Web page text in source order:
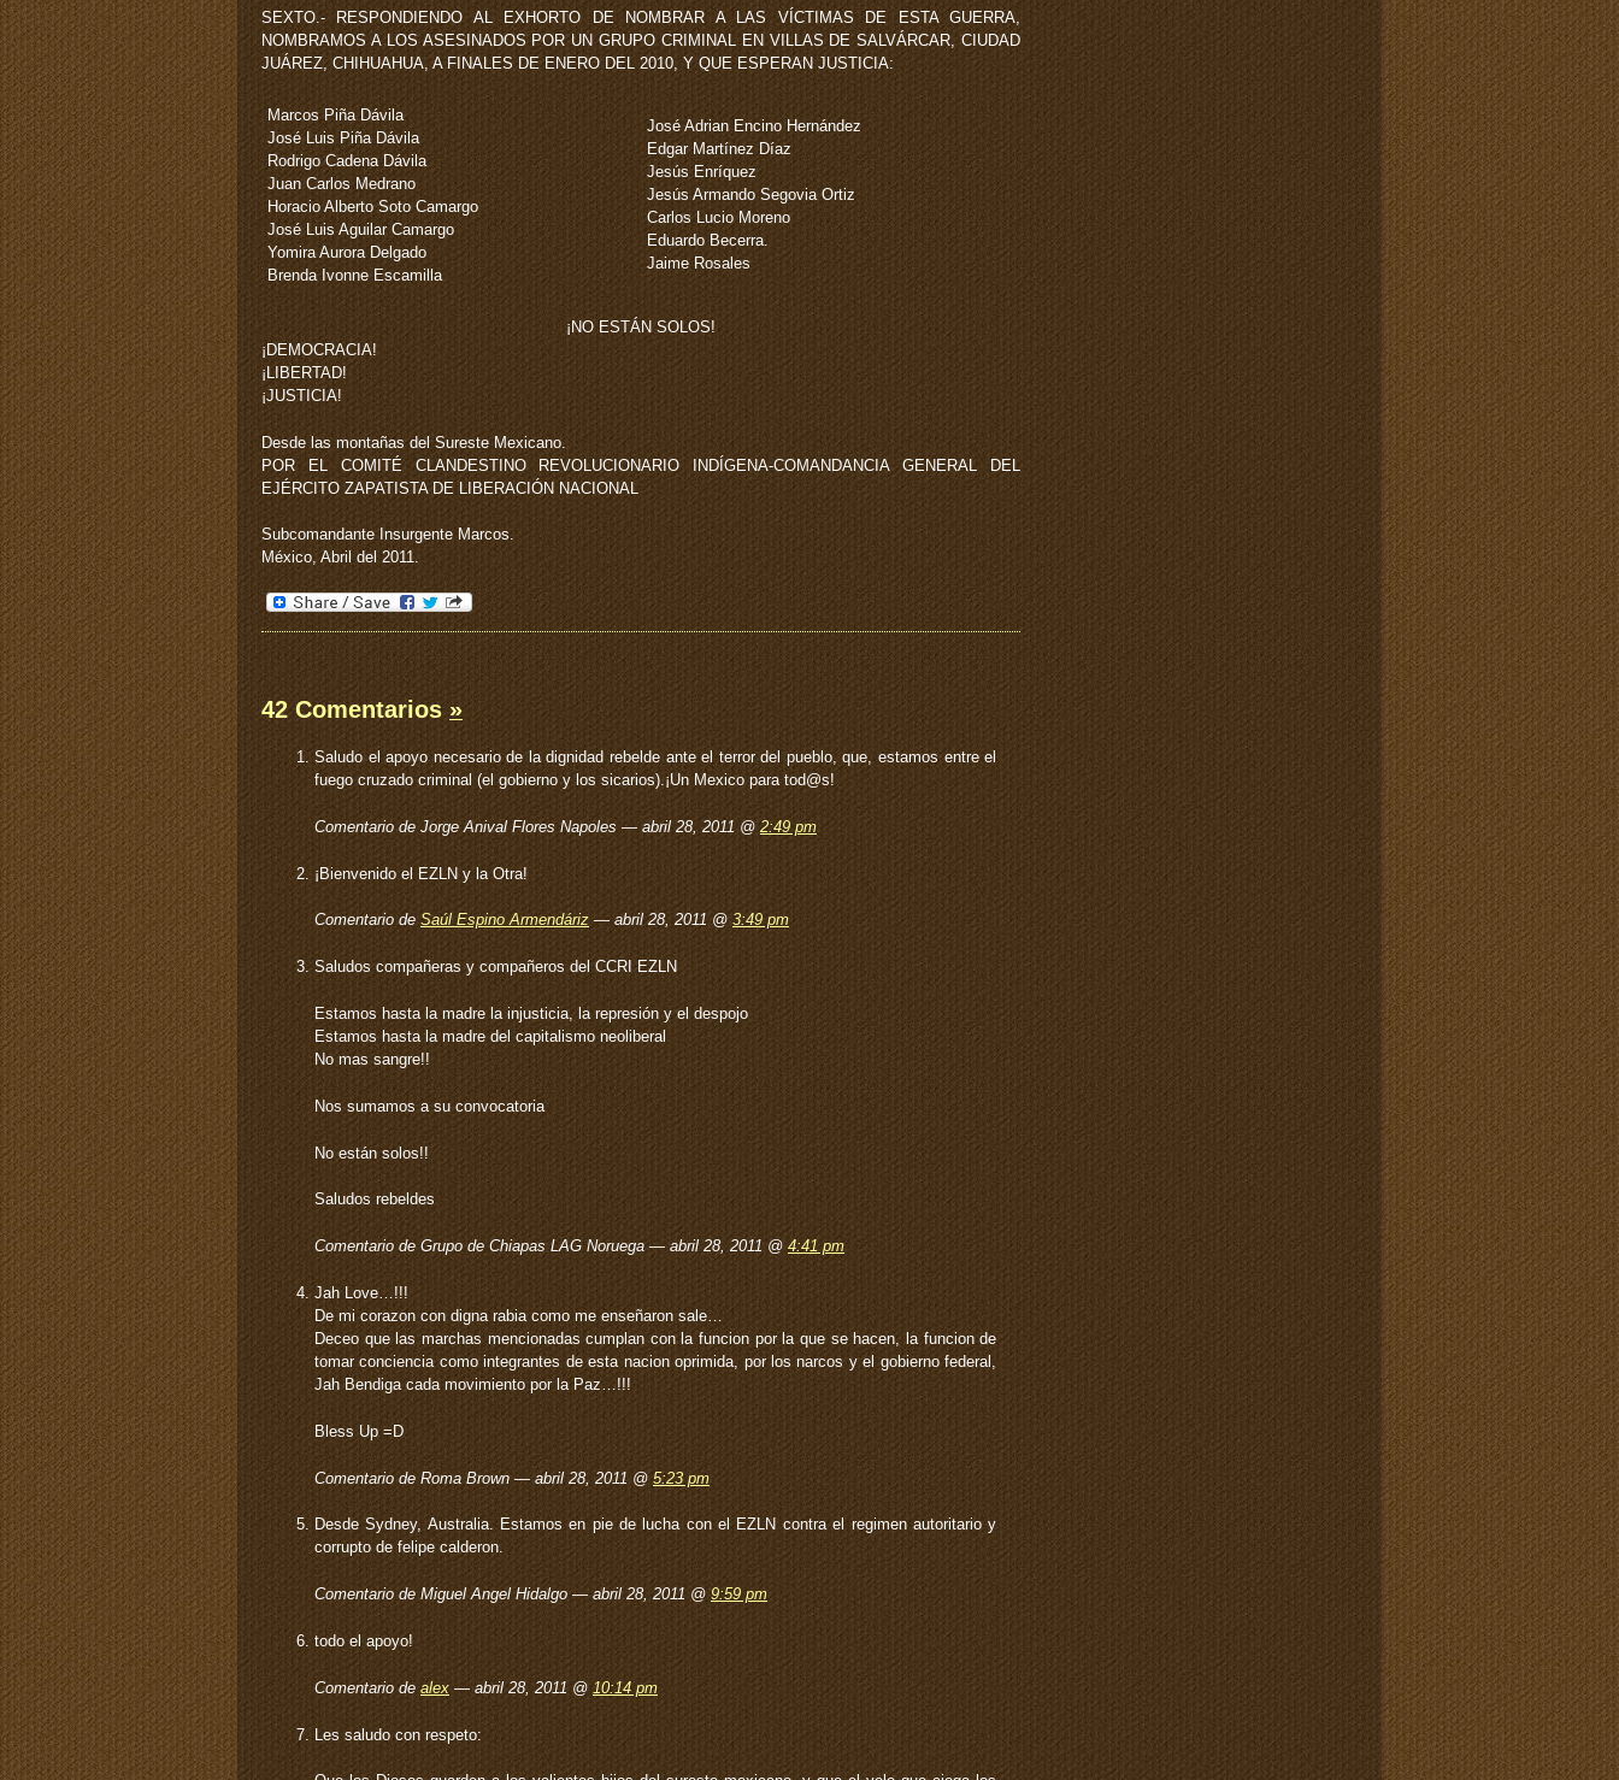
SEXTO.- RESPONDIENDO AL EXHORTO DE NOMBRAR A LAS VÍCTIMAS DE ESTA GUERRA,
NOMBRAMOS A LOS ASESINADOS POR UN GRUPO CRIMINAL EN VILLAS DE SALVÁRCAR, CIUDAD
JUÁREZ, CHIHUAHUA, A FINALES DE ENERO DEL 2010, Y QUE ESPERAN JUSTICIA:
Marcos Piña Dávila
José Luis Piña Dávila
Rodrigo Cadena Dávila
Juan Carlos Medrano
Horacio Alberto Soto Camargo
José Luis Aguilar Camargo
Yomira Aurora Delgado
Brenda Ivonne Escamilla
José Adrian Encino Hernández
Edgar Martínez Díaz
Jesús Enríquez
Jesús Armando Segovia Ortiz
Carlos Lucio Moreno
Eduardo Becerra.
Jaime Rosales
¡NO ESTÁN SOLOS!
¡DEMOCRACIA!
¡LIBERTAD!
¡JUSTICIA!
Desde las montañas del Sureste Mexicano.
POR EL COMITÉ CLANDESTINO REVOLUCIONARIO INDÍGENA-COMANDANCIA GENERAL DEL
EJÉRCITO ZAPATISTA DE LIBERACIÓN NACIONAL
Subcomandante Insurgente Marcos.
México, Abril del 2011.
42 Comentarios »
Saludo el apoyo necesario de la dignidad rebelde ante el terror del pueblo, que, estamos entre el
fuego cruzado criminal (el gobierno y los sicarios).¡Un Mexico para tod@s!
Comentario de Jorge Anival Flores Napoles — abril 28, 2011 @ 2:49 pm
¡Bienvenido el EZLN y la Otra!
Comentario de Saúl Espino Armendáriz — abril 28, 2011 @ 3:49 pm
Saludos compañeras y compañeros del CCRI EZLN
Estamos hasta la madre la injusticia, la represión y el despojo
Estamos hasta la madre del capitalismo neoliberal
No mas sangre!!
Nos sumamos a su convocatoria
No están solos!!
Saludos rebeldes
Comentario de Grupo de Chiapas LAG Noruega — abril 28, 2011 @ 4:41 pm
Jah Love…!!!
De mi corazon con digna rabia como me enseñaron sale…
Deceo que las marchas mencionadas cumplan con la funcion por la que se hacen, la funcion de
tomar conciencia como integrantes de esta nacion oprimida, por los narcos y el gobierno federal,
Jah Bendiga cada movimiento por la Paz…!!!
Bless Up =D
Comentario de Roma Brown — abril 28, 2011 @5:23 pm
Desde Sydney, Australia. Estamos en pie de lucha con el EZLN contra el regimen autoritario y
corrupto de felipe calderon.
Comentario de Miguel Angel Hidalgo — abril 28, 2011 @9:59 pm
todo el apoyo!
Comentario de alex — abril 28, 2011 @ 10:14 pm
Les saludo con respeto: